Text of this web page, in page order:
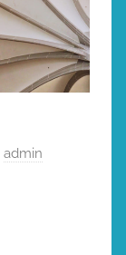
admin